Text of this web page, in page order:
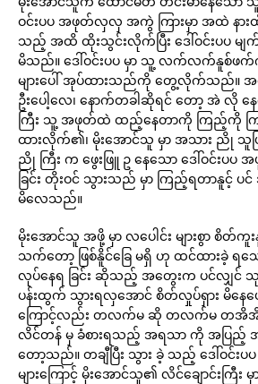
ဝင်းပပ အဖုတ်လှလှ အကွဲ ကြားမှာ အထဲ နားထိ
သည့် အထိ ထိုးသွင်းလိုက်ပြီး ဒေါ်ဝင်းပပ မ
မိသည်။ ဒေါ်ဝင်းပပ မှာ သူ့ လက်လက်နူစ်ဖက်
များပေါ် အုပ်ထားသည်ကို တွေ့လိုက်သည်။ အင်
ဦးပေါ့လေ၊ နောက်တခါဆိုရင် တော့ အဲ လို န
ကြီး သူ့ အဖုတ်ထဲ ထည့်နေတာကို ကြည့်ကို က
ထားလိုက်၏၊ မိုးအောင်သူ မှာ အသား ညို သူ
ညို ကြီး က ဖွေးဖြူ ဥ နေသော ဒေါ်ဝင်းပပ အ
ခြင်း တိုးဝင် သွားသည် မှာ ကြည့်ရတာနူင့်
မိလေသည်။
မိုးအောင်သူ အဖို့ မှာ လပေါင်း များစွာ စိတ်ကူး
သက်တော့ ဖြစ်နိူင်ခြေ မရှိ ဟု ထင်ထားခဲ့ ရ
လုပ်နေရ ခြင်း ဆိုသည့် အတွေးက ပင်လျှင် သုတ်
ပန်းထွက် သွားရလှအောင် စိတ်လှုပ်ရှား မိန
ကြောင့်လည်း တလက်မ ဆို တလက်မ တအိအိ
လိင်တန် မှ ခံစားရသည့် အရသာ ကို အပြည့် အ
တော့သည်။ တချီပြီး သွား ခဲ့ သည့် ဒေါ်ဝင်
များကြောင့် မိုးအောင်သူ၏ လိင်ချောင်းကြီ